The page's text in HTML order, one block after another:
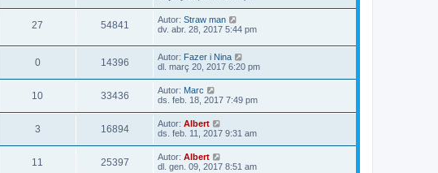
27 54841 Autor: Straw man
dv. abr. 28, 2017 5:44 pm
0 14396 Autor: Fazer i Nina
dl. març 20, 2017 6:20 pm
10 33436 Autor: Marc
ds. feb. 18, 2017 7:49 pm
3 16894 Autor: Albert
ds. feb. 11, 2017 9:31 am
11 25397 Autor: Albert
dl. gen. 09, 2017 8:51 am